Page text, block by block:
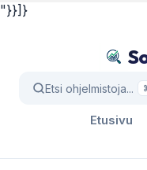
"}}]}
Etsi ohjelmistoja...
Etusivu